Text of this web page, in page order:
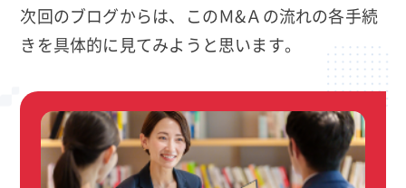
次回のブログからは、このＭ&Ａの流れの各手続
きを具体的に見てみようと思います。